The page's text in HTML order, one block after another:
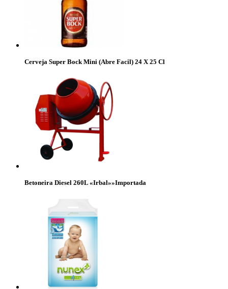
Cerveja Super Bock Mini (Abre Facil) 24 X 25 Cl
Betoneira Diesel 260L «Irbal»»Importada